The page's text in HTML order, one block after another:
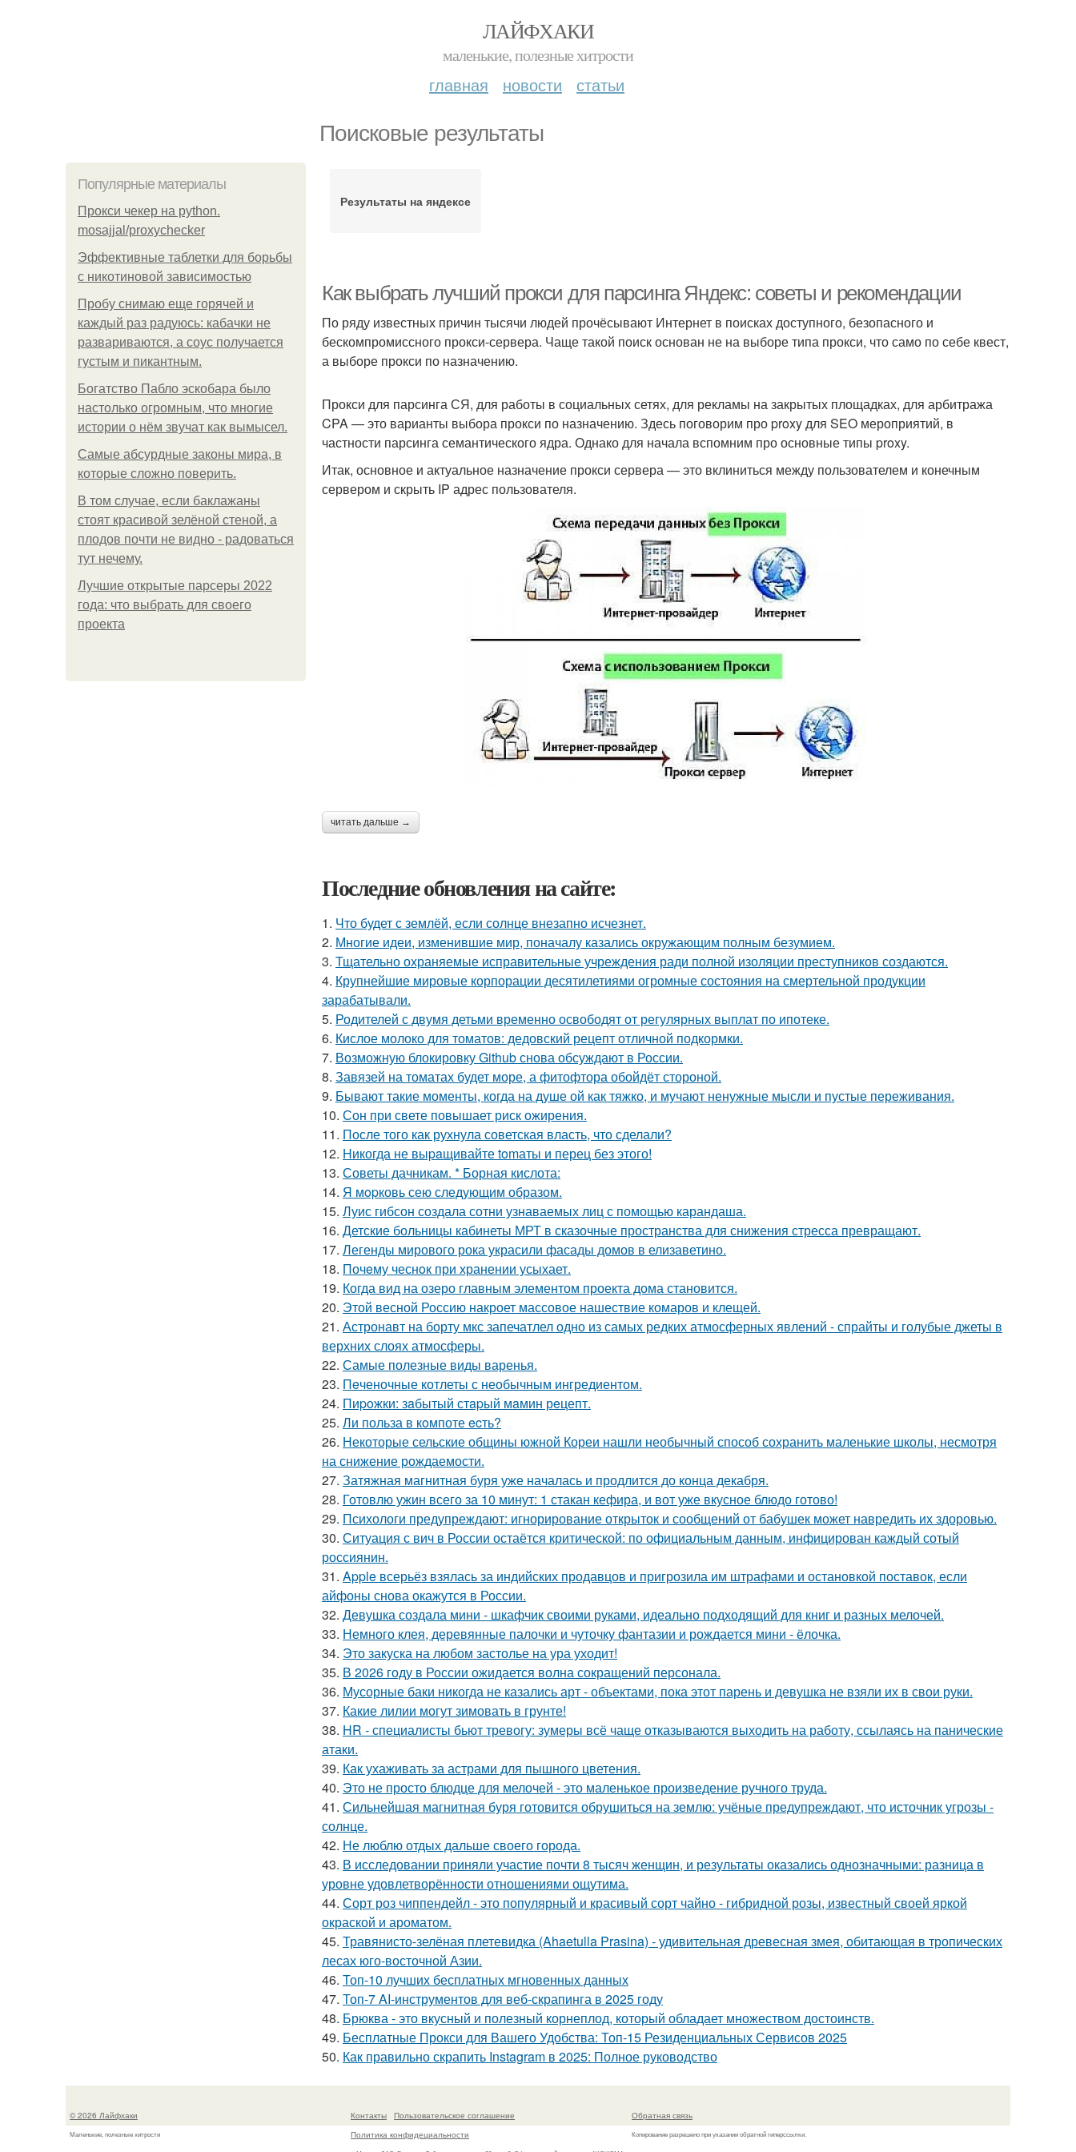
ЛАЙФХАКИ
маленькие, полезные хитрости
главная новости статьи
Поисковые результаты
Популярные материалы
Прокси чекер на python.
mosajjal/proxychecker
Эффективные таблетки для борьбы
с никотиновой зависимостью
Пробу снимаю еще горячей и
каждый раз радуюсь: кабачки не
развариваются, а соус получается
густым и пикантным.
Богатство Пабло эскобара было
настолько огромным, что многие
истории о нём звучат как вымысел.
Самые абсурдные законы мира, в
которые сложно поверить.
В том случае, если баклажаны
стоят красивой зелёной стеной, а
плодов почти не видно - радоваться
тут нечему.
Лучшие открытые парсеры 2022
года: что выбрать для своего
проекта
Результаты на яндексе
Как выбрать лучший прокси для парсинга Яндекс: советы и рекомендации
По ряду известных причин тысячи людей прочёсывают Интернет в поисках доступного, безопасного и
бескомпромиссного прокси-сервера. Чаще такой поиск основан не на выборе типа прокси, что само по себе квест,
а выборе прокси по назначению.
Прокси для парсинга СЯ, для работы в социальных сетях, для рекламы на закрытых площадках, для арбитража
CPA — это варианты выбора прокси по назначению. Здесь поговорим про proxy для SEO мероприятий, в
частности парсинга семантического ядра. Однако для начала вспомним про основные типы proxy.
Итак, основное и актуальное назначение прокси сервера — это вклиниться между пользователем и конечным
сервером и скрыть IP адрес пользователя.
читать дальше →
Последние обновления на сайте:
1. Что будет с землёй, если солнце внезапно исчезнет.
2. Многие идеи, изменившие мир, поначалу казались окружающим полным безумием.
3. Тщательно охраняемые исправительные учреждения ради полной изоляции преступников создаются.
4. Крупнейшие мировые корпорации десятилетиями огромные состояния на смертельной продукции
зарабатывали.
5. Родителей с двумя детьми временно освободят от регулярных выплат по ипотеке.
6. Кислое молоко для томатов: дедовский рецепт отличной подкормки.
7. Возможную блокировку Github снова обсуждают в России.
8. Завязей на томатах будет море, а фитофтора обойдёт стороной.
9. Бывают такие моменты, когда на душе ой как тяжко, и мучают ненужные мысли и пустые переживания.
10. Сон при свете повышает риск ожирения.
11. После того как рухнула советская власть, что сделали?
12. Hикогда не выpaщивайте tomаты и перец без этого!
13. Советы дачникам. * Борная кислота:
14. Я мopковь сею следующим образом.
15. Луис гибсон создала сотни узнаваемых лиц с помощью карандаша.
16. Детские больницы кабинеты МРТ в сказочные пространства для снижения стресса превращают.
17. Легенды мирового рока украсили фасады домов в елизаветино.
18. Почeму чеснoк при хранении усыхает.
19. Когда вид на озеро главным элементом проекта дома становится.
20. Этой весной Россию накроет массовое нашествие комаров и клещей.
21. Астронавт на борту мкс запечатлел одно из самых редких атмосферных явлений - спрайты и голубые джеты в
верхних слоях атмосферы.
22. Самые полезные виды варенья.
23. Пeченочные котлеты с необычным ингредиентом.
24. Пиpoжки: зaбытый стapый мaмин рeцепт.
25. Ли польза в кoмпоте ecть?
26. Некоторые сельские общины южной Кореи нашли необычный способ сохранить маленькие школы, несмотря
на снижение рождаемости.
27. Затяжная магнитная буря уже началась и продлится до конца декабря.
28. Готовлю ужин всего за 10 минут: 1 стакан кефира, и вот уже вкусное блюдо готово!
29. Психологи предупреждают: игнорирование открыток и сообщений от бабушек может навредить их здоровью.
30. Ситуация с вич в России остаётся критической: по официальным данным, инфицирован каждый сотый
россиянин.
31. Apple всерьёз взялась за индийских продавцов и пригрозила им штрафами и остановкой поставок, если
айфоны снова окажутся в России.
32. Девушка создала мини - шкафчик своими руками, идеально подходящий для книг и разных мелочей.
33. Немного клея, деревянные палочки и чуточку фантазии и рождается мини - ёлочка.
34. Это закуска на любом застолье на ура уходит!
35. В 2026 году в России ожидается волна сокращений персонала.
36. Мусорные баки никогда не казались арт - объектами, пока этот парень и девушка не взяли их в свои руки.
37. Какие лилии могут зимовать в грунте!
38. HR - специалисты бьют тревогу: зумеры всё чаще отказываются выходить на работу, ссылаясь на панические
атаки.
39. Как ухаживать за астрами для пышного цветения.
40. Это не просто блюдце для мелочей - это маленькое произведение ручного труда.
41. Сильнейшая магнитная буря готовится обрушиться на землю: учёные предупреждают, что источник угрозы -
солнце.
42. Не люблю отдых дальше своего города.
43. В исследовании приняли участие почти 8 тысяч женщин, и результаты оказались однозначными: разница в
уровне удовлетворённости отношениями ощутима.
44. Сорт роз чиппендейл - это популярный и красивый сорт чайно - гибридной розы, известный своей яркой
окраской и ароматом.
45. Травянисто-зелёная плетевидка (Ahaetulla Prasina) - удивительная древесная змея, обитающая в тропических
лесах юго-восточной Азии.
46. Топ-10 лучших бесплатных мгновенных данных
47. Топ-7 AI-инструментов для веб-скрапинга в 2025 году
48. Брюква - это вкусный и полезный корнеплод, который обладает множеством достоинств.
49. Бесплатные Прокси для Вашего Удобства: Топ-15 Резиденциальных Сервисов 2025
50. Как правильно скрапить Instagram в 2025: Полное руководство
© 2026 Лайфхаки
Маленькие, полезные хитрости
Контакты
Пользовательское соглашение
Политика конфидециальности
Обратная связь
Копирование разрешено при указании обратной гиперссылки.